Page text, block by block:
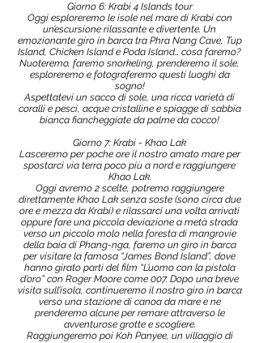
Giorno 6: Krabi 4 Islands tour
Oggi esploreremo le isole nel mare di Krabi con
un’escursione rilassante e divertente. Un
emozionante giro in barca tra Phra Nang Cave, Tup
Island, Chicken Island e Poda Island… cosa faremo?
Nuoteremo, faremo snorkeling, prenderemo il sole,
esploreremo e fotograferemo questi luoghi da
sogno!
Aspettatevi un sacco di sole, una ricca varietà di
coralli e pesci, acque cristalline e spiagge di sabbia
bianca fiancheggiate da palme da cocco!
Giorno 7: Krabi - Khao Lak
Lasceremo per poche ore il nostro amato mare per
spostarci via terra poco più a nord e raggiungere
Khao Lak.
Oggi avremo 2 scelte, potremo raggiungere
direttamente Khao Lak senza soste (sono circa due
ore e mezza da Krabi) e rilassarci una volta arrivati
oppure fare una piccola deviazione a metà strada
verso un piccolo molo nella foresta di mangrovie
della baia di Phang-nga, faremo un giro in barca
per visitare la famosa “James Bond Island”, dove
hanno girato parti del film “L’uomo con la pistola
d’oro” con Roger Moore come 007. Dopo una breve
visita sull’isola, continueremo il nostro giro in barca
verso una stazione di canoa da mare e ne
prenderemo alcune per remare attraverso le
avventurose grotte e scogliere.
Raggiungeremo poi Koh Panyee, un villaggio di